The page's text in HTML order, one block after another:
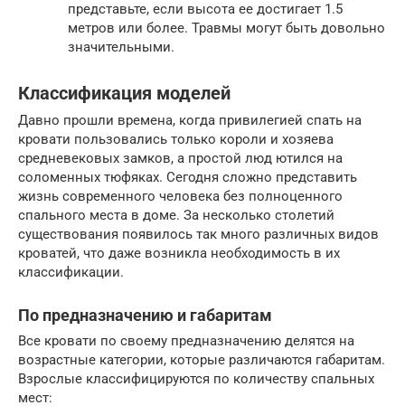
представьте, если высота ее достигает 1.5
метров или более. Травмы могут быть довольно
значительными.
Классификация моделей
Давно прошли времена, когда привилегией спать на
кровати пользовались только короли и хозяева
средневековых замков, а простой люд ютился на
соломенных тюфяках. Сегодня сложно представить
жизнь современного человека без полноценного
спального места в доме. За несколько столетий
существования появилось так много различных видов
кроватей, что даже возникла необходимость в их
классификации.
По предназначению и габаритам
Все кровати по своему предназначению делятся на
возрастные категории, которые различаются габаритам.
Взрослые классифицируются по количеству спальных
мест: